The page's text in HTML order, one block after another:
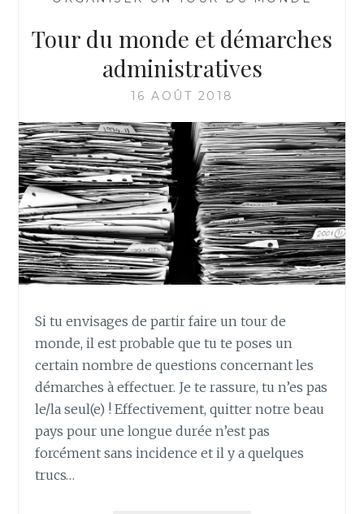
Tour du monde et démarches
administratives
16 AOÛT 2018
Si tu envisages de partir faire un tour de
monde, il est probable que tu te poses un
certain nombre de questions concernant les
démarches à effectuer. Je te rassure, tu n’es pas
le/la seul(e) ! Effectivement, quitter notre beau
pays pour une longue durée n’est pas
forcément sans incidence et il y a quelques
trucs…